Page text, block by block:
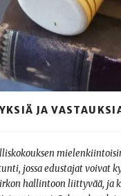
JA
jossa edustajat voivat
hallintoon liittyvää, ja